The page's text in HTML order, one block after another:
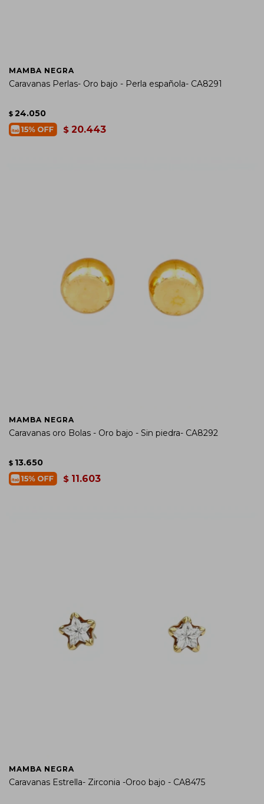
MAMBA NEGRA
Caravanas Perlas- Oro bajo - Perla española- CA8291
$ 24.050
$ 20.443
MAMBA NEGRA
Caravanas oro Bolas - Oro bajo - Sin piedra- CA8292
$ 13.650
$ 11.603
MAMBA NEGRA
Caravanas Estrella- Zirconia -Oroo bajo - CA8475